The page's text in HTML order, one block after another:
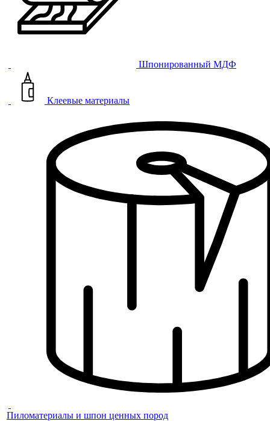
Шпонированный МДФ
Клеевые материалы
Пиломатериалы и шпон ценных пород